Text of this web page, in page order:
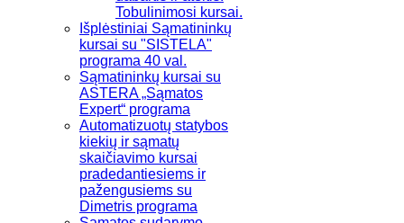
Tobulinimosi kursai.
Išplėstiniai Sąmatininkų
kursai su "SISTELA"
programa 40 val.
Sąmatininkų kursai su
ASTERA „Sąmatos
Expert“ programa
Automatizuotų statybos
kiekių ir sąmatų
skaičiavimo kursai
pradedantiesiems ir
pažengusiems su
Dimetris programa